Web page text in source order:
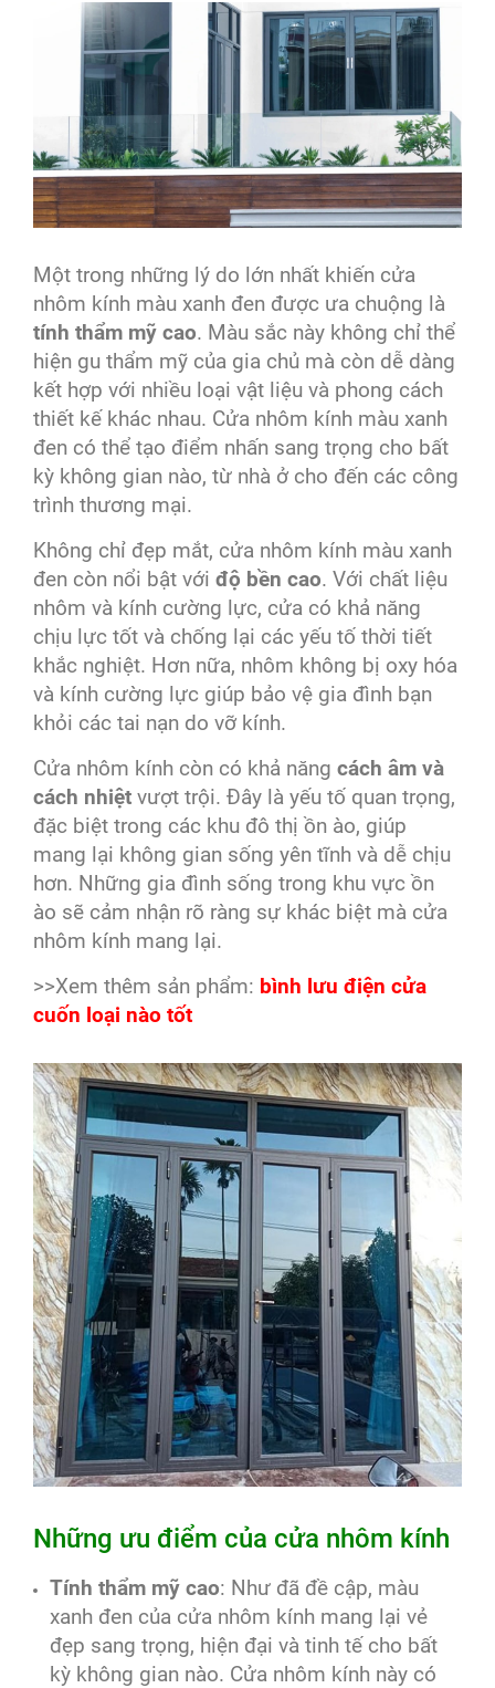
Một trong những lý do lớn nhất khiến cửa
nhôm kính màu xanh đen được ưa chuộng là
tính thẩm mỹ cao. Màu sắc này không chỉ thể
hiện gu thẩm mỹ của gia chủ mà còn dễ dàng
kết hợp với nhiều loại vật liệu và phong cách
thiết kế khác nhau. Cửa nhôm kính màu xanh
đen có thể tạo điểm nhấn sang trọng cho bất
kỳ không gian nào, từ nhà ở cho đến các công
trình thương mại.
Không chỉ đẹp mắt, cửa nhôm kính màu xanh
đen còn nổi bật với độ bền cao. Với chất liệu
nhôm và kính cường lực, cửa có khả năng
chịu lực tốt và chống lại các yếu tố thời tiết
khắc nghiệt. Hơn nữa, nhôm không bị oxy hóa
và kính cường lực giúp bảo vệ gia đình bạn
khỏi các tai nạn do vỡ kính.
Cửa nhôm kính còn có khả năng cách âm và
cách nhiệt vượt trội. Đây là yếu tố quan trọng,
đặc biệt trong các khu đô thị ồn ào, giúp
mang lại không gian sống yên tĩnh và dễ chịu
hơn. Những gia đình sống trong khu vực ồn
ào sẽ cảm nhận rõ ràng sự khác biệt mà cửa
nhôm kính mang lại.
>>Xem thêm sản phẩm: bình lưu điện cửa
cuốn loại nào tốt
Những ưu điểm của cửa nhôm kính
Tính thẩm mỹ cao: Như đã đề cập, màu
xanh đen của cửa nhôm kính mang lại vẻ
đẹp sang trọng, hiện đại và tinh tế cho bất
kỳ không gian nào. Cửa nhôm kính này có